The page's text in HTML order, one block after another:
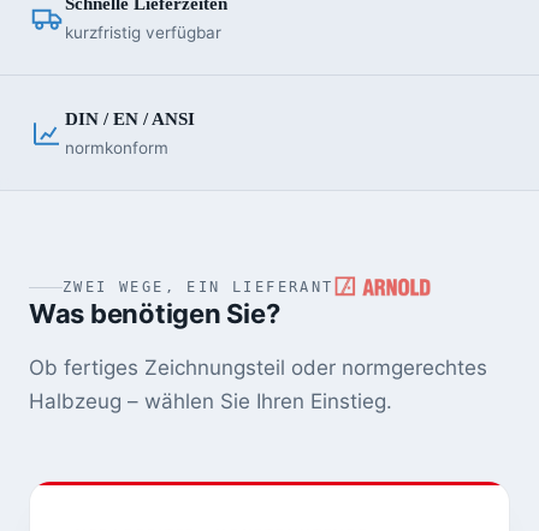
kurzfristig verfügbar
DIN / EN / ANSI
normkonform
ZWEI WEGE, EIN LIEFERANT
Was benötigen Sie?
Ob fertiges Zeichnungsteil oder normgerechtes
Halbzeug – wählen Sie Ihren Einstieg.